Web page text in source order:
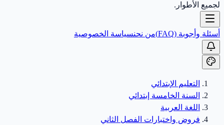
لجميع الأطوار.
أسئلة وأجوبة (FAQ) من نحنسياسة الخصوصية
التعليم الإبتدائي
السنة الخامسة إبتدائي
اللغة العربية
فروض واختبارات الفصل الثاني